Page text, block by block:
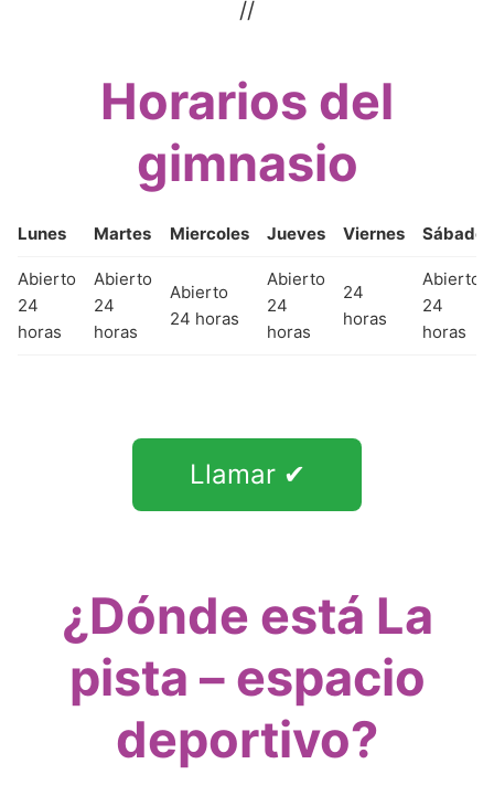
//
Horarios del
gimnasio
Lunes Martes Miercoles Jueves Viernes Sábado
Abierto
24
horas
Abierto
24
horas
Abierto
24 horas
Abierto
24
horas
24
horas
Abierto
24
horas
Llamar ✔
¿Dónde está La
pista – espacio
deportivo?